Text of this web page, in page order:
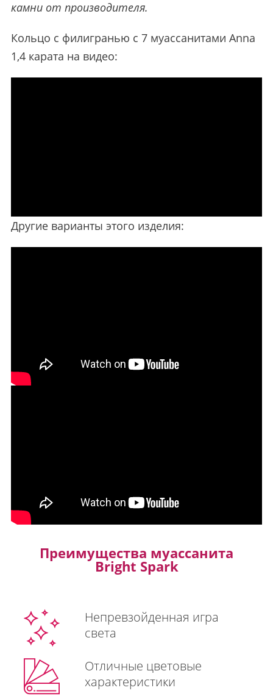
камни от производителя.
Кольцо с филигранью с 7 муассанитами Anna
1,4 карата на видео:
Другие варианты этого изделия:
Преимущества муассанита
Bright Spark
Непревзойденная игра
света
Отличные цветовые
характеристики